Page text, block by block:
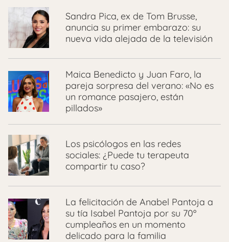
Sandra Pica, ex de Tom Brusse,
anuncia su primer embarazo: su
nueva vida alejada de la televisión
Maica Benedicto y Juan Faro, la
pareja sorpresa del verano: «No es
un romance pasajero, están
pillados»
Los psicólogos en las redes
sociales: ¿Puede tu terapeuta
compartir tu caso?
La felicitación de Anabel Pantoja a
su tía Isabel Pantoja por su 70º
cumpleaños en un momento
delicado para la familia